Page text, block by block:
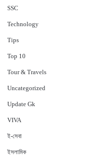
‍SSC
Technology
Tips
Top 10
Tour & Travels
Uncategorized
Update Gk
VIVA
ই-সেবা
ইসলামিক